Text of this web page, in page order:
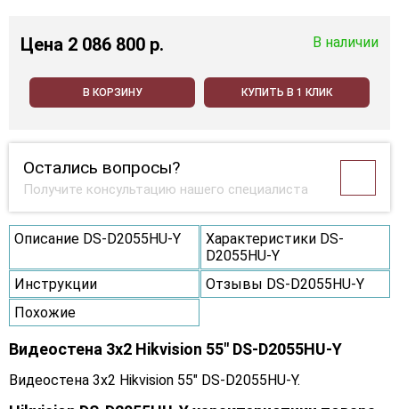
Цена 2 086 800 p. В наличии
В КОРЗИНУ КУПИТЬ В 1 КЛИК
Остались вопросы?
Получите консультацию нашего специалиста
Описание DS-D2055HU-Y
Характеристики DS-
D2055HU-Y
Инструкции
Отзывы DS-D2055HU-Y
Похожие
Видеостена 3x2 Hikvision 55" DS-D2055HU-Y
Видеостена 3x2 Hikvision 55" DS-D2055HU-Y.